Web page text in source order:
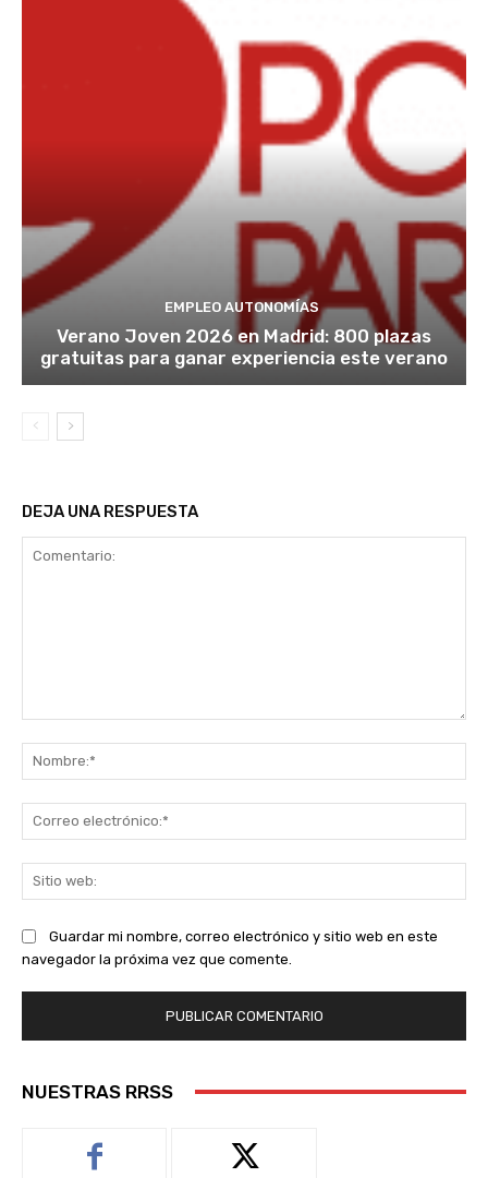
EMPLEO AUTONOMÍAS
Verano Joven 2026 en Madrid: 800 plazas
gratuitas para ganar experiencia este verano
DEJA UNA RESPUESTA
Guardar mi nombre, correo electrónico y sitio web en este
navegador la próxima vez que comente.
NUESTRAS RRSS